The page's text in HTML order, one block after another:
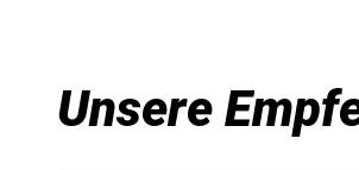
Unsere